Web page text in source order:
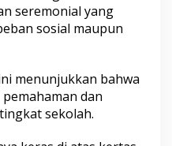
seremonial yang
sosial maupun
menunjukkan bahwa
dan
sekolah.